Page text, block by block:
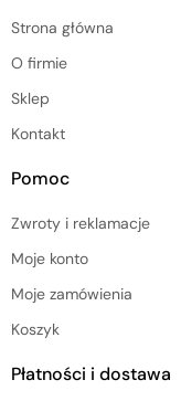
Strona główna
O firmie
Sklep
Kontakt
Pomoc
Zwroty i reklamacje
Moje konto
Moje zamówienia
Koszyk
Płatności i dostawa